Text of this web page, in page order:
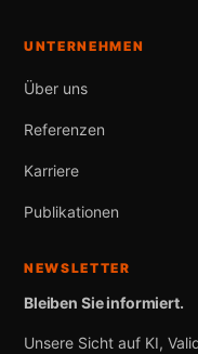
UNTERNEHMEN
Über uns
Referenzen
Karriere
Publikationen
NEWSLETTER
Bleiben Sie informiert.
Unsere Sicht auf KI,